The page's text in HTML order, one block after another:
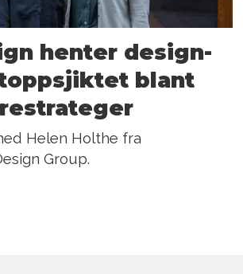
henter design-
blant
Helen Holthe fra
Group.